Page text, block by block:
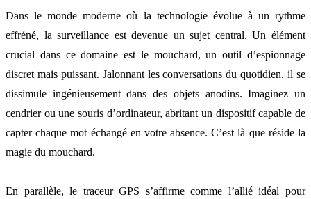
Dans le monde moderne où la technologie évolue à un rythme
effréné, la surveillance est devenue un sujet central. Un élément
crucial dans ce domaine est le mouchard, un outil d’espionnage
discret mais puissant. Jalonnant les conversations du quotidien, il se
dissimule ingénieusement dans des objets anodins. Imaginez un
cendrier ou une souris d’ordinateur, abritant un dispositif capable de
capter chaque mot échangé en votre absence. C’est là que réside la
magie du mouchard.
En parallèle, le traceur GPS s’affirme comme l’allié idéal pour